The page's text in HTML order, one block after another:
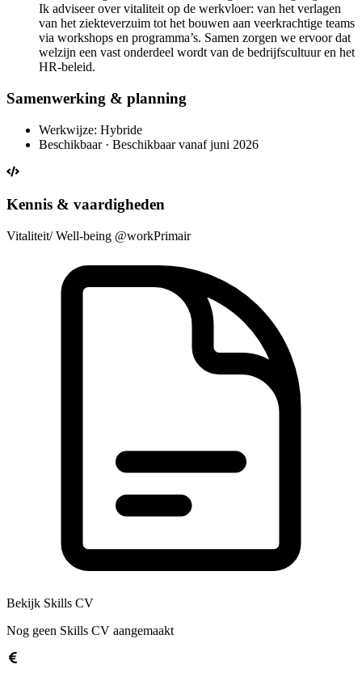
Ik adviseer over vitaliteit op de werkvloer: van het verlagen
van het ziekteverzuim tot het bouwen aan veerkrachtige teams
via workshops en programma’s. Samen zorgen we ervoor dat
welzijn een vast onderdeel wordt van de bedrijfscultuur en het
HR-beleid.
Samenwerking & planning
Werkwijze: Hybride
Beschikbaar · Beschikbaar vanaf juni 2026
Kennis & vaardigheden
Vitaliteit/ Well-being @workPrimair
Bekijk Skills CV
Nog geen Skills CV aangemaakt